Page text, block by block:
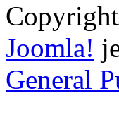
Joomla!
General